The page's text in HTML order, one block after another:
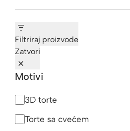
Filtriraj proizvode
Zatvori
Motivi
Motivi3D torte
Torte sa cvećem